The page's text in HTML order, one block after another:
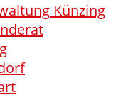
Künzing